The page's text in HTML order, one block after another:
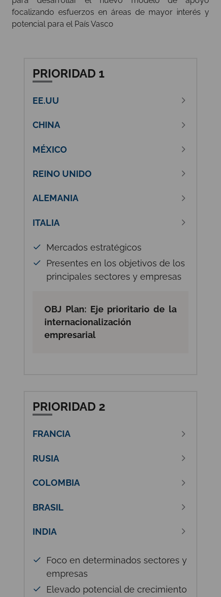
focalizando esfuerzos en áreas de mayor interés y
potencial para el País Vasco
PRIORIDAD 1
EE.UU
CHINA
MÉXICO
REINO UNIDO
ALEMANIA
ITALIA
Mercados estratégicos
Presentes en los objetivos de los
principales sectores y empresas
OBJ Plan: Eje prioritario de la
internacionalización
empresarial
PRIORIDAD 2
FRANCIA
RUSIA
COLOMBIA
BRASIL
INDIA
Foco en determinados sectores y
empresas
Elevado potencial de crecimiento